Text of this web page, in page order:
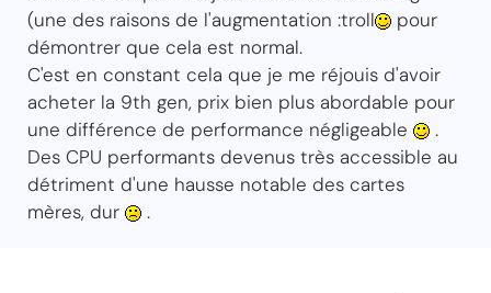
(une des raisons de l'augmentation :troll
pour
démontrer que cela est normal.
C'est en constant cela que je me réjouis d'avoir
acheter la 9th gen, prix bien plus abordable pour
une différence de performance négligeable
.
Des CPU performants devenus très accessible au
détriment d'une hausse notable des cartes
mères, dur
.